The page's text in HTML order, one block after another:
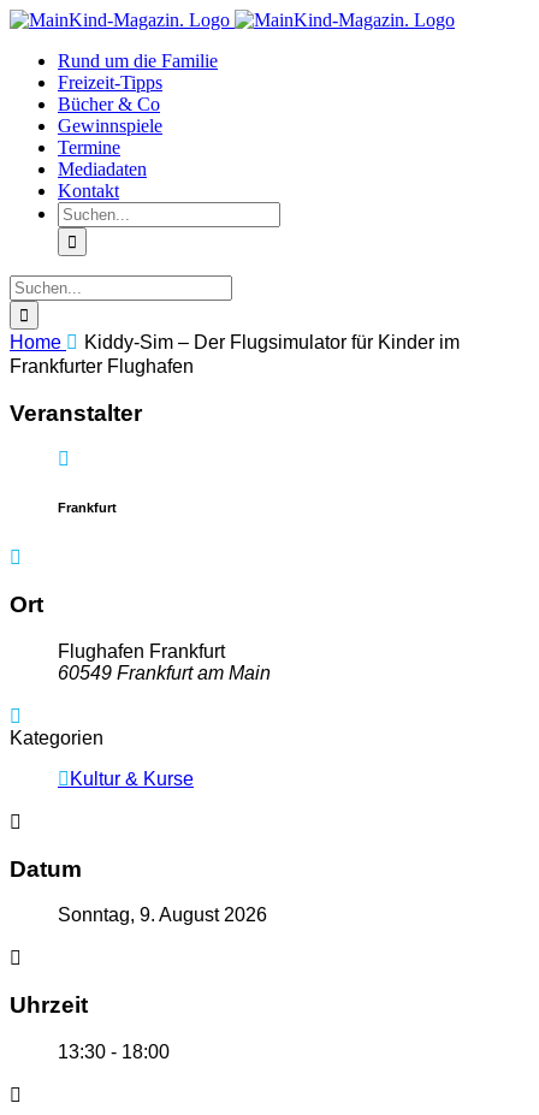
Zum
springen
Facebook
Instagram
Rund um die Familie
Freizeit-Tipps
Bücher & Co
Gewinnspiele
Termine
Mediadaten
Kontakt
Suche
nach:
Suche
nach:
Home
Kiddy-Sim – Der Flugsimulator für Kinder im
Frankfurter Flughafen
Veranstalter
Frankfurt
Ort
Flughafen Frankfurt
60549 Frankfurt am Main
Kategorien
Kultur & Kurse
Datum
Sonntag, 9. August 2026
Uhrzeit
13:30 - 18:00